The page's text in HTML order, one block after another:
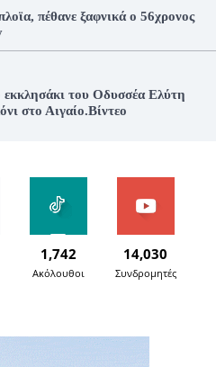
πέθανε ξαφνικά ο 56χρονος
του Οδυσσέα Ελύτη
στο Αιγαίο.Βίντεο
1,742
Ακόλουθοι
14,030
Συνδρομητές